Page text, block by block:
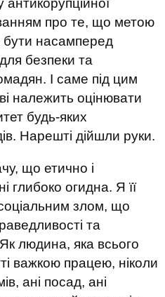
антикорупційної
про те, що метою
бути насамперед
безпеки та
І саме під цим
належить оцінювати
будь-яких
Нарешті дійшли руки.
що етично і
глибоко огидна. Я її
злом, що
та
людина, яка всього
важкою працею, ніколи
ані посад, ані